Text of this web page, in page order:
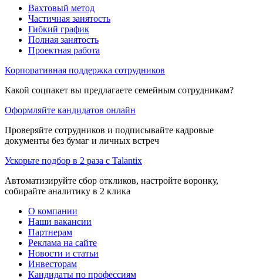
Вахтовый метод
Частичная занятость
Гибкий график
Полная занятость
Проектная работа
Корпоративная поддержка сотрудников
Какой соцпакет вы предлагаете семейным сотрудникам?
Оформляйте кандидатов онлайн
Проверяйте сотрудников и подписывайте кадровые
документы без бумаг и личных встреч
Ускорьте подбор в 2 раза с Talantix
Автоматизируйте сбор откликов, настройте воронку,
собирайте аналитику в 2 клика
О компании
Наши вакансии
Партнерам
Реклама на сайте
Новости и статьи
Инвесторам
Кандидаты по профессиям